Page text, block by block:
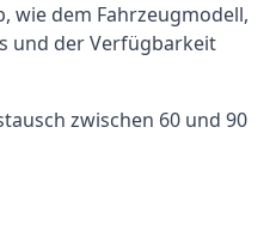
wie dem Fahrzeugmodell,
und der Verfügbarkeit
zwischen 60 und 90